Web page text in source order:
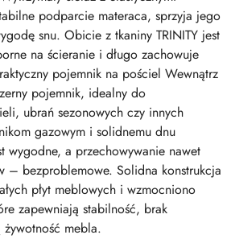
podparcie materaca, sprzyja jego
snu. Obicie z tkaniny TRINITY jest
na ścieranie i długo zachowuje
pojemnik na pościel Wewnątrz
pojemnik, idealny do
ubrań sezonowych czy innych
gazowym i solidnemu dnu
wygodne, a przechowywanie nawet
– bezproblemowe. Solidna konstrukcja
płyt meblowych i wzmocniono
zapewniają stabilność, brak
żywotność mebla.